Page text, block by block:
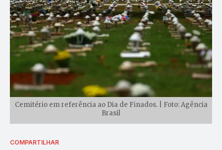
Cemitério em referência ao Dia de Finados. | Foto: Agência
Brasil
COMPARTILHAR